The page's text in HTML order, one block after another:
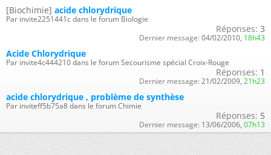
[Biochimie] acide chlorydrique
Par invite2251441c dans le forum Biologie
Réponses: 3
Dernier message: 04/02/2010, 18h43
Acide Chlorydrique
Par invite4c444210 dans le forum Secourisme spécial Croix-Rouge
Réponses: 1
Dernier message: 21/02/2009, 21h23
acide chlorydrique , problème de synthèse
Par inviteff5b75a8 dans le forum Chimie
Réponses: 5
Dernier message: 13/06/2006, 07h13